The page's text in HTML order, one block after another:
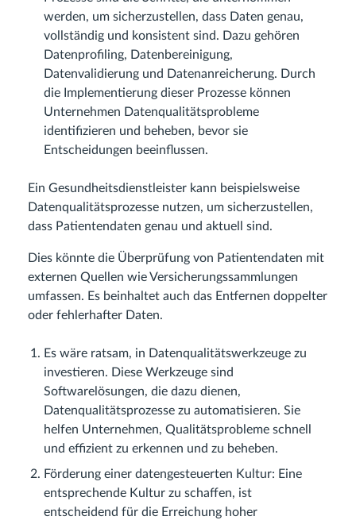
werden, um sicherzustellen, dass Daten genau,
vollständig und konsistent sind. Dazu gehören
Datenprofiling, Datenbereinigung,
Datenvalidierung und Datenanreicherung. Durch
die Implementierung dieser Prozesse können
Unternehmen Datenqualitätsprobleme
identifizieren und beheben, bevor sie
Entscheidungen beeinflussen.
Ein Gesundheitsdienstleister kann beispielsweise
Datenqualitätsprozesse nutzen, um sicherzustellen,
dass Patientendaten genau und aktuell sind.
Dies könnte die Überprüfung von Patientendaten mit
externen Quellen wie Versicherungssammlungen
umfassen. Es beinhaltet auch das Entfernen doppelter
oder fehlerhafter Daten.
Es wäre ratsam, in Datenqualitätswerkzeuge zu
investieren. Diese Werkzeuge sind
Softwarelösungen, die dazu dienen,
Datenqualitätsprozesse zu automatisieren. Sie
helfen Unternehmen, Qualitätsprobleme schnell
und effizient zu erkennen und zu beheben.
Förderung einer datengesteuerten Kultur: Eine
entsprechende Kultur zu schaffen, ist
entscheidend für die Erreichung hoher